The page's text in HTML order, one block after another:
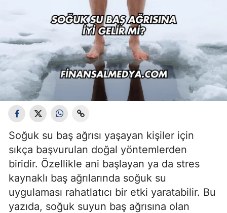
Soğuk su baş ağrısı yaşayan kişiler için
sıkça başvurulan doğal yöntemlerden
biridir. Özellikle ani başlayan ya da stres
kaynaklı baş ağrılarında soğuk su
uygulaması rahatlatıcı bir etki yaratabilir. Bu
yazıda, soğuk suyun baş ağrısına olan